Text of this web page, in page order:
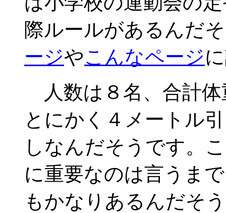
際ルールがあるんだ
ージやこんなページ
人数は８名、合計
とにかく４メートル
しなんだそうです。
に重要なのは言うま
もかなりあるんだそ